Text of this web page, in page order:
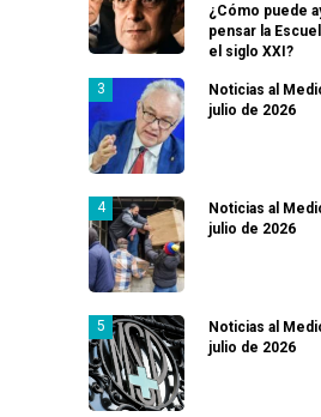
¿Cómo puede
pensar la
el siglo XXI?
Noticias al
julio de 2026
Noticias al
julio de 2026
Noticias al
julio de 2026